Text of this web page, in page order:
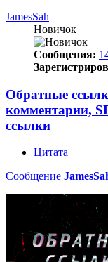
JamesSah
Новичок
Сообщения:
Обратные
комментарии,
ссылки
Цитата
Сообщение